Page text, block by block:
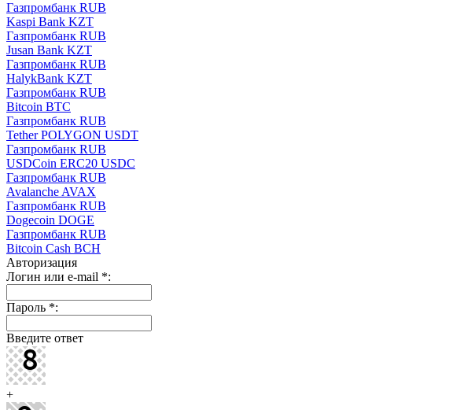
Газпромбанк RUB
Kaspi Bank KZT
Газпромбанк RUB
Jusan Bank KZT
Газпромбанк RUB
HalykBank KZT
Газпромбанк RUB
Bitcoin BTC
Газпромбанк RUB
Tether POLYGON USDT
Газпромбанк RUB
USDCoin ERC20 USDC
Газпромбанк RUB
Avalanche AVAX
Газпромбанк RUB
Dogecoin DOGE
Газпромбанк RUB
Bitcoin Cash BCH
Авторизация
Логин или e-mail *:
Пароль *:
Введите ответ
+